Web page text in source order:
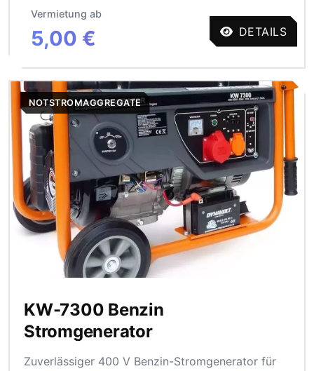
Vermietung ab
5,00 € DETAILS
NOTSTROMAGGREGATE
KW-7300 Benzin
Stromgenerator
Zuverlässiger 400 V Benzin-Stromgenerator für